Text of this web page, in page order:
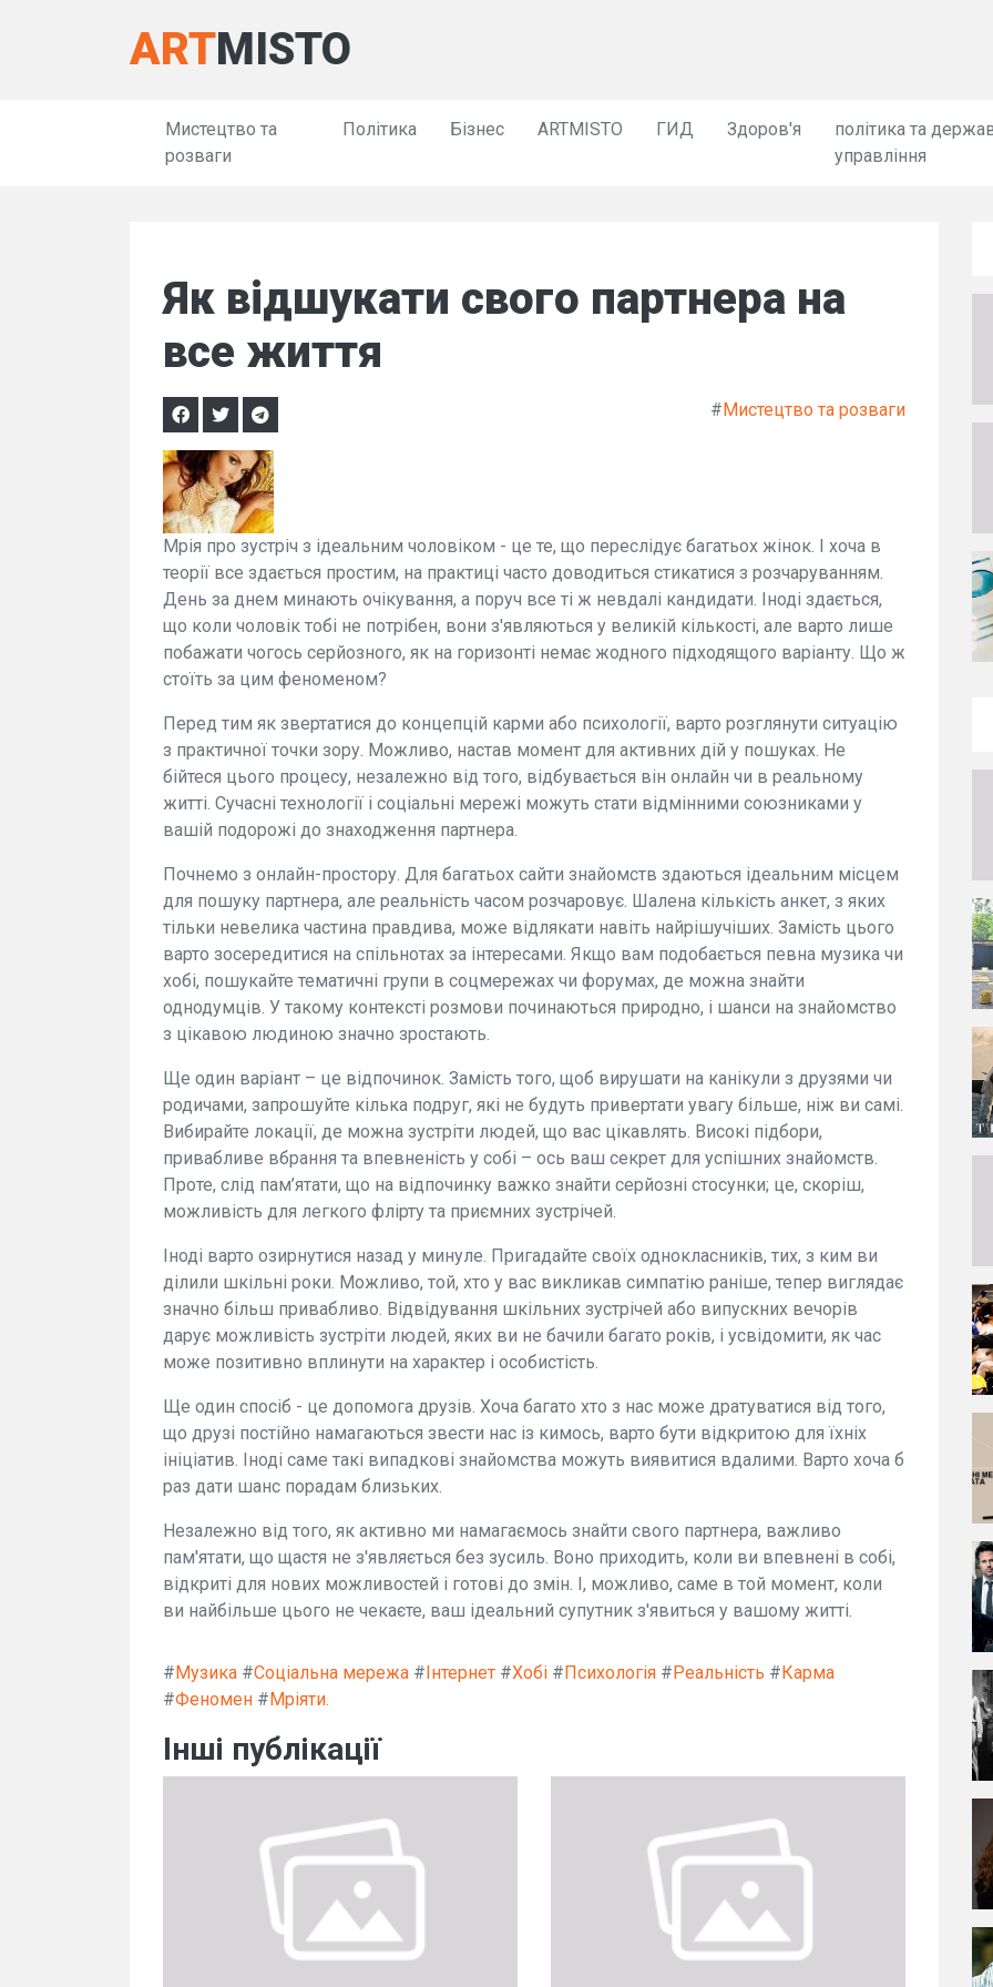
ARTMISTO
Мистецтво та
розваги
Політика Бізнес ARTMISTO ГИД Здоров'я
політика та
управління
Як відшукати свого партнера на
все життя
#Мистецтво та розваги
Мрія про зустріч з ідеальним чоловіком - це те, що переслідує багатьох жінок. І хоча в
теорії все здається простим, на практиці часто доводиться стикатися з розчаруванням.
День за днем минають очікування, а поруч все ті ж невдалі кандидати. Іноді здається,
що коли чоловік тобі не потрібен, вони з'являються у великій кількості, але варто лише
побажати чогось серйозного, як на горизонті немає жодного підходящого варіанту. Що ж
стоїть за цим феноменом?
Перед тим як звертатися до концепцій карми або психології, варто розглянути ситуацію
з практичної точки зору. Можливо, настав момент для активних дій у пошуках. Не
бійтеся цього процесу, незалежно від того, відбувається він онлайн чи в реальному
житті. Сучасні технології і соціальні мережі можуть стати відмінними союзниками у
вашій подорожі до знаходження партнера.
Почнемо з онлайн-простору. Для багатьох сайти знайомств здаються ідеальним місцем
для пошуку партнера, але реальність часом розчаровує. Шалена кількість анкет, з яких
тільки невелика частина правдива, може відлякати навіть найрішучіших. Замість цього
варто зосередитися на спільнотах за інтересами. Якщо вам подобається певна музика чи
хобі, пошукайте тематичні групи в соцмережах чи форумах, де можна знайти
однодумців. У такому контексті розмови починаються природно, і шанси на знайомство
з цікавою людиною значно зростають.
Ще один варіант – це відпочинок. Замість того, щоб вирушати на канікули з друзями чи
родичами, запрошуйте кілька подруг, які не будуть привертати увагу більше, ніж ви самі.
Вибирайте локації, де можна зустріти людей, що вас цікавлять. Високі підбори,
привабливе вбрання та впевненість у собі – ось ваш секрет для успішних знайомств.
Проте, слід пам’ятати, що на відпочинку важко знайти серйозні стосунки; це, скоріш,
можливість для легкого флірту та приємних зустрічей.
Іноді варто озирнутися назад у минуле. Пригадайте своїх однокласників, тих, з ким ви
ділили шкільні роки. Можливо, той, хто у вас викликав симпатію раніше, тепер виглядає
значно більш привабливо. Відвідування шкільних зустрічей або випускних вечорів
дарує можливість зустріти людей, яких ви не бачили багато років, і усвідомити, як час
може позитивно вплинути на характер і особистість.
Ще один спосіб - це допомога друзів. Хоча багато хто з нас може дратуватися від того,
що друзі постійно намагаються звести нас із кимось, варто бути відкритою для їхніх
ініціатив. Іноді саме такі випадкові знайомства можуть виявитися вдалими. Варто хоча б
раз дати шанс порадам близьких.
Незалежно від того, як активно ми намагаємось знайти свого партнера, важливо
пам'ятати, що щастя не з'являється без зусиль. Воно приходить, коли ви впевнені в собі,
відкриті для нових можливостей і готові до змін. І, можливо, саме в той момент, коли
ви найбільше цього не чекаєте, ваш ідеальний супутник з'явиться у вашому житті.
#Музика #Соціальна мережа #Інтернет #Хобі #Психологія #Реальність #Карма
#Феномен #Мріяти.
Інші публікації